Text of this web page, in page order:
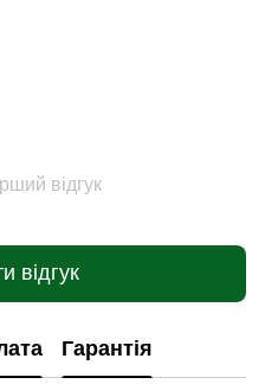
відгук
відгук
Гарантія